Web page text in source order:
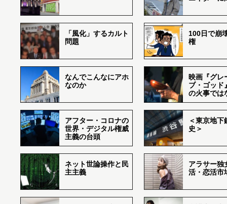
「風化」するカルト
問題
100日で崩
権
なんでこんなにアホ
なのか
映画『グレ
ブ・ゴッド
の火事では
アフター・コロナの
世界・デジタル権威
主義の台頭
＜東京地下
史＞
ネット世論操作と民
主主義
アラサー独
活・恋活市